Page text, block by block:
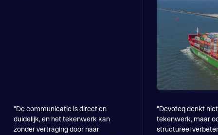
ENGINEERING
BEKIJK HET PROJECT
ENGINEERING
"De communicatie is direct en
duidelijk, en het tekenwerk kan
zonder vertraging door naar
"Devoteq denkt
tekenwerk, maar
structureel